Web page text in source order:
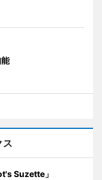
ス
Suzette」